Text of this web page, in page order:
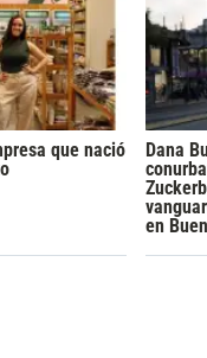
que nació
Dana
en